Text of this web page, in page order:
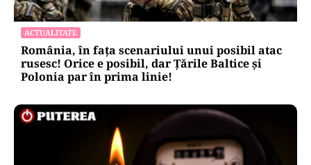
ACTUALITATE
România, în fața scenariului unui posibil atac
rusesc! Orice e posibil, dar Țările Baltice și
Polonia par în prima linie!